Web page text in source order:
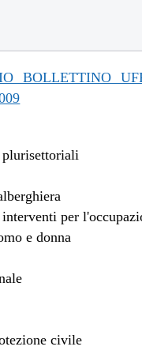
BOLLETTINO
per
e donna
civile